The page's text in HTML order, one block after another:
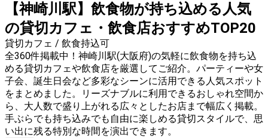
【神崎川駅】飲食物が持ち込める人気
の貸切カフェ・飲食店おすすめTOP20
貸切カフェ / 飲食持込可
全360件掲載中！神崎川駅(大阪府)の気軽に飲食物を持ち込
める貸切カフェや飲食店を厳選してご紹介。パーティーや女
子会、誕生日会など多彩なシーンに活用できる人気スポット
をまとめました。リーズナブルに利用できるおしゃれ空間か
ら、大人数で盛り上がれる広々としたお店まで幅広く掲載。
手ぶらでも持ち込みでも自由に楽しめる貸切スタイルで、思
い出に残る特別な時間を演出できます。